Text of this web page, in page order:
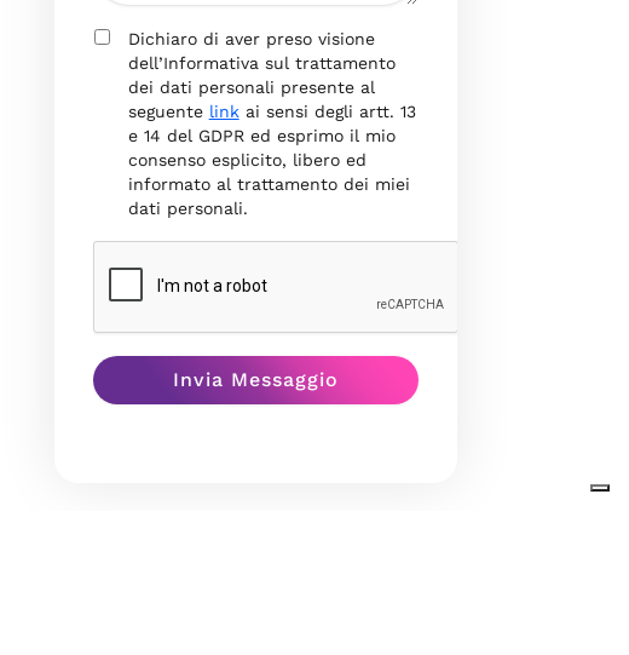
Dichiaro di aver preso visione
dell’Informativa sul trattamento
dei dati personali presente al
seguente linkai sensi degli artt. 13
e 14 del GDPR ed esprimo il mio
consenso esplicito, libero ed
informato al trattamento dei miei
dati personali.